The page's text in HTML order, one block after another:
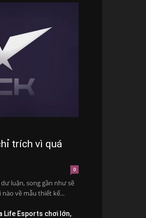
trích vì quá
0
luận, song gần như sẽ
về mẫu thiết kế...
Life Esports chơi lớn,